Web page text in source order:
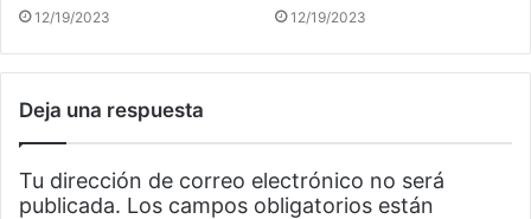
12/19/2023 12/19/2023
Deja una respuesta
Tu dirección de correo electrónico no será
publicada. Los campos obligatorios están